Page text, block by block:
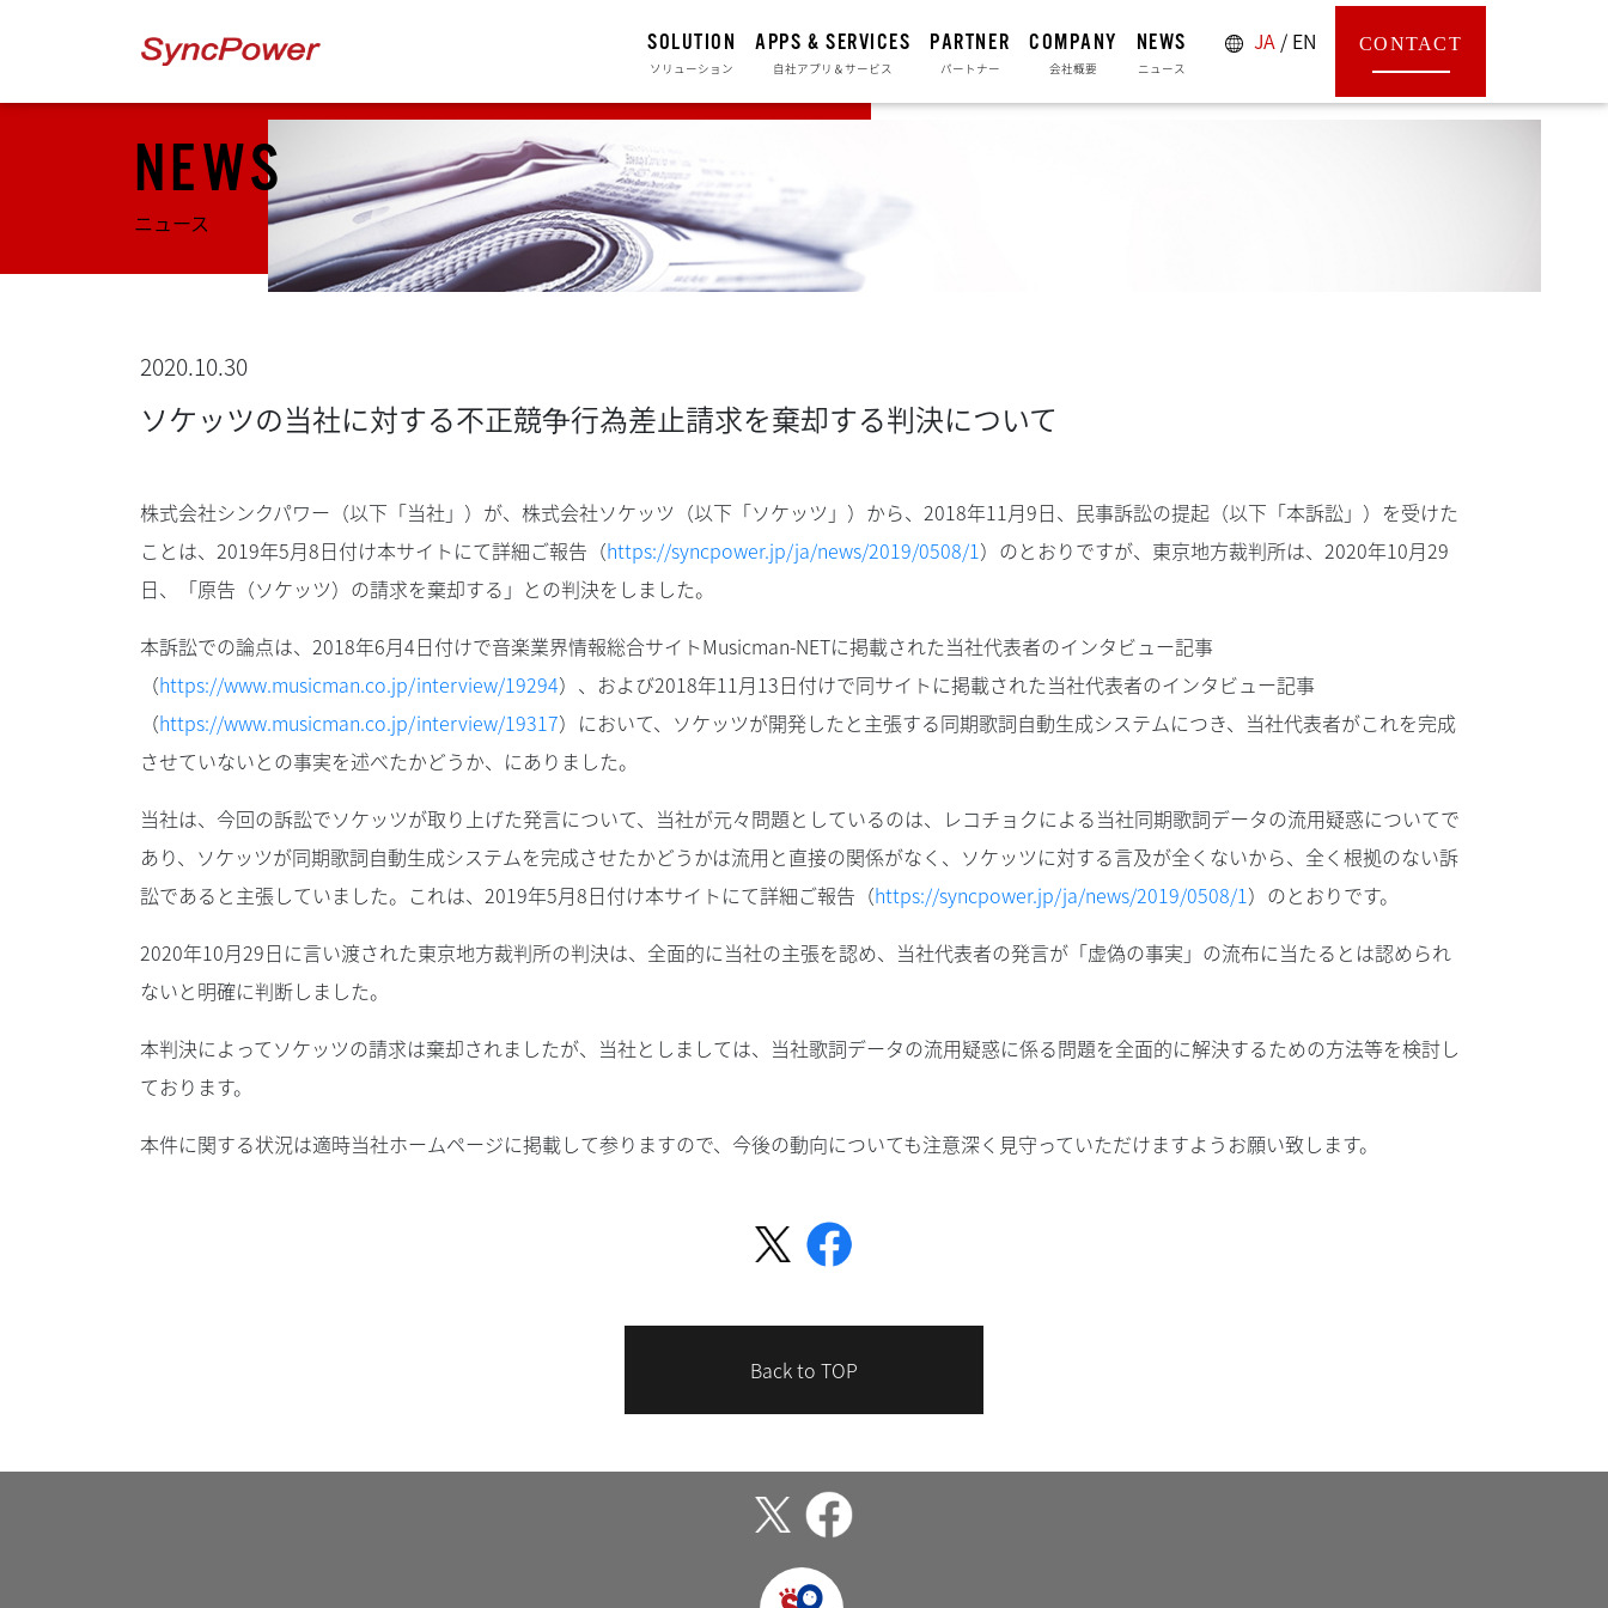
SOLUTION
ソリューション
APPS & SERVICES
自社アプリ＆サービス
PARTNER
パートナー
COMPANY
会社概要
NEWS
ニュース
JA / EN CONTACT
NEWS
ニュース
2020.10.30
ソケッツの当社に対する不正競争行為差止請求を棄却する判決について
株式会社シンクパワー（以下「当社」）が、株式会社ソケッツ（以下「ソケッツ」）から、2018年11月9日、民事訴訟の提起（以下「本訴訟」）を受けた
ことは、2019年5月8日付け本サイトにて詳細ご報告（https://syncpower.jp/ja/news/2019/0508/1）のとおりですが、東京地方裁判所は、2020年10月29
日、「原告（ソケッツ）の請求を棄却する」との判決をしました。
本訴訟での論点は、2018年6月4日付けで音楽業界情報総合サイトMusicman-NETに掲載された当社代表者のインタビュー記事
（https://www.musicman.co.jp/interview/19294）、および2018年11月13日付けで同サイトに掲載された当社代表者のインタビュー記事
（https://www.musicman.co.jp/interview/19317）において、ソケッツが開発したと主張する同期歌詞自動生成システムにつき、当社代表者がこれを完成
させていないとの事実を述べたかどうか、にありました。
当社は、今回の訴訟でソケッツが取り上げた発言について、当社が元々問題としているのは、レコチョクによる当社同期歌詞データの流用疑惑についてで
あり、ソケッツが同期歌詞自動生成システムを完成させたかどうかは流用と直接の関係がなく、ソケッツに対する言及が全くないから、全く根拠のない訴
訟であると主張していました。これは、2019年5月8日付け本サイトにて詳細ご報告（https://syncpower.jp/ja/news/2019/0508/1）のとおりです。
2020年10月29日に言い渡された東京地方裁判所の判決は、全面的に当社の主張を認め、当社代表者の発言が「虚偽の事実」の流布に当たるとは認められ
ないと明確に判断しました。
本判決によってソケッツの請求は棄却されましたが、当社としましては、当社歌詞データの流用疑惑に係る問題を全面的に解決するための方法等を検討し
ております。
本件に関する状況は適時当社ホームページに掲載して参りますので、今後の動向についても注意深く見守っていただけますようお願い致します。
Back to TOP